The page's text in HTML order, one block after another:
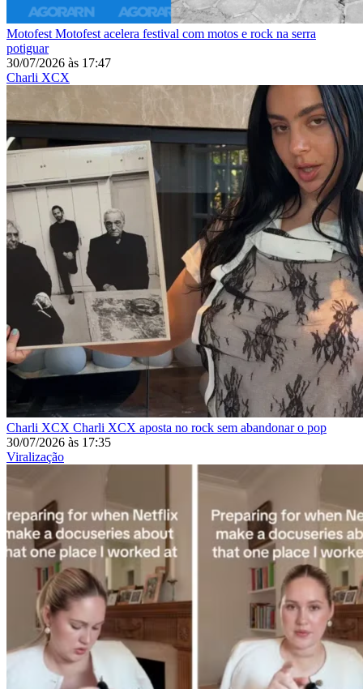
Motofest Motofest acelera festival com motos e rock na serra
potiguar
30/07/2026 às 17:47
Charli XCX
Charli XCX Charli XCX aposta no rock sem abandonar o pop
30/07/2026 às 17:35
Viralização